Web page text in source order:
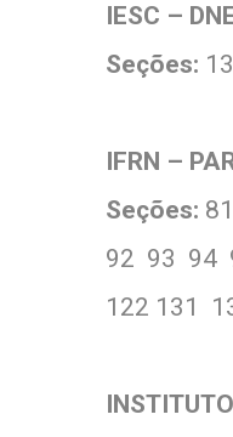
IESC –
Seções:
IFRN –
Seções:
92 93 94
122 131